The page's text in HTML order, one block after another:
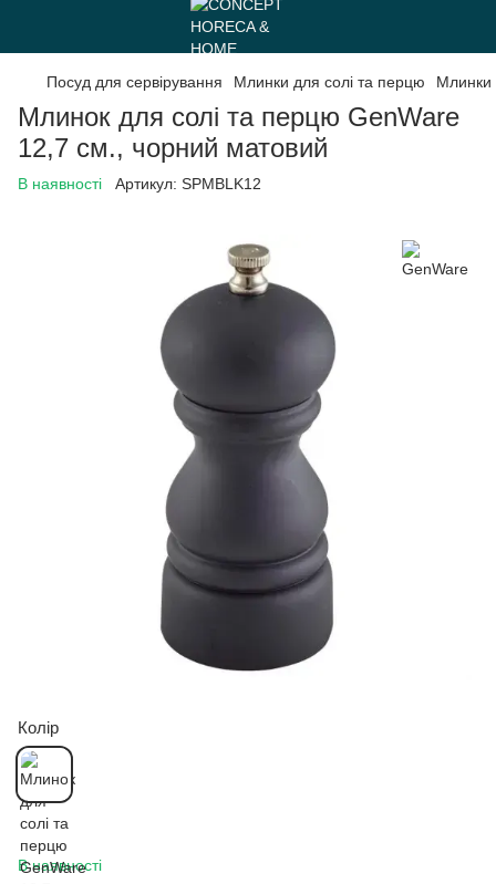
Посуд для сервірування Млинки для солі та перцю Млинки
Млинок для солі та перцю GenWare
12,7 см., чорний матовий
В наявності Артикул: SPMBLK12
Колір
В наявності